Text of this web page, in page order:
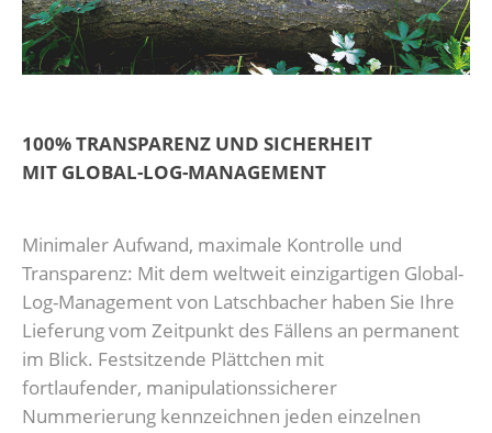
100% TRANSPARENZ UND SICHERHEIT
MIT GLOBAL-LOG-MANAGEMENT
Minimaler Aufwand, maximale Kontrolle und
Transparenz: Mit dem weltweit einzigartigen Global-
Log-Management von Latschbacher haben Sie Ihre
Lieferung vom Zeitpunkt des Fällens an permanent
im Blick. Festsitzende Plättchen mit
fortlaufender, manipulationssicherer
Nummerierung kennzeichnen jeden einzelnen